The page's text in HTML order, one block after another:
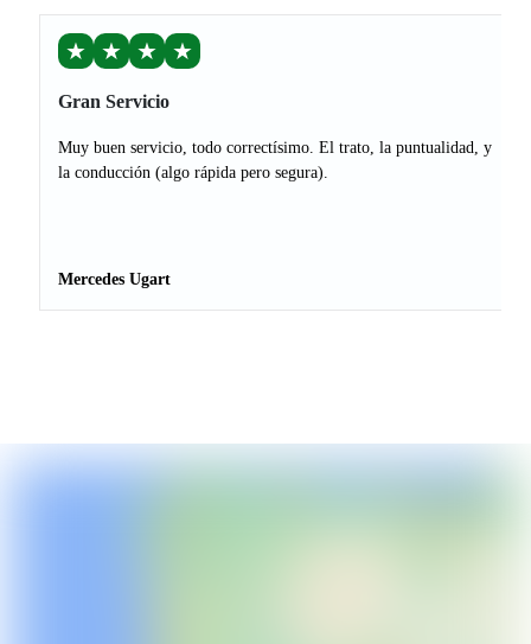
★ ★ ★ ★
Gran Servicio
Muy buen servicio, todo correctísimo. El trato, la puntualidad, y
la conducción (algo rápida pero segura).
Mercedes Ugart